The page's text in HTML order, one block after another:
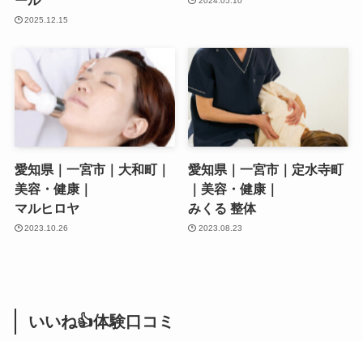
2025.12.15
愛知県｜一宮市｜大和町｜
美容・健康｜
マルヒロヤ
2023.10.26
愛知県｜一宮市｜定水寺町
｜美容・健康｜
みくる 整体
2023.08.23
いいね👍体験口コミ